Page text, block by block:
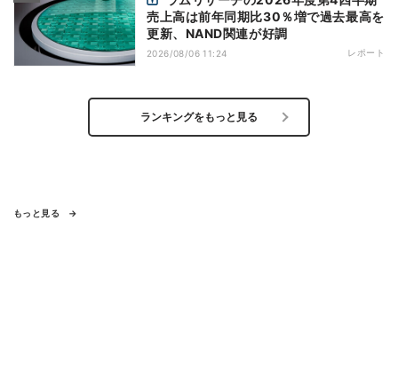
売上高は前年同期比30％増で過去最高を
更新、NAND関連が好調
2026/08/06 11:24 レポート
ランキングをもっと見る
もっと見る